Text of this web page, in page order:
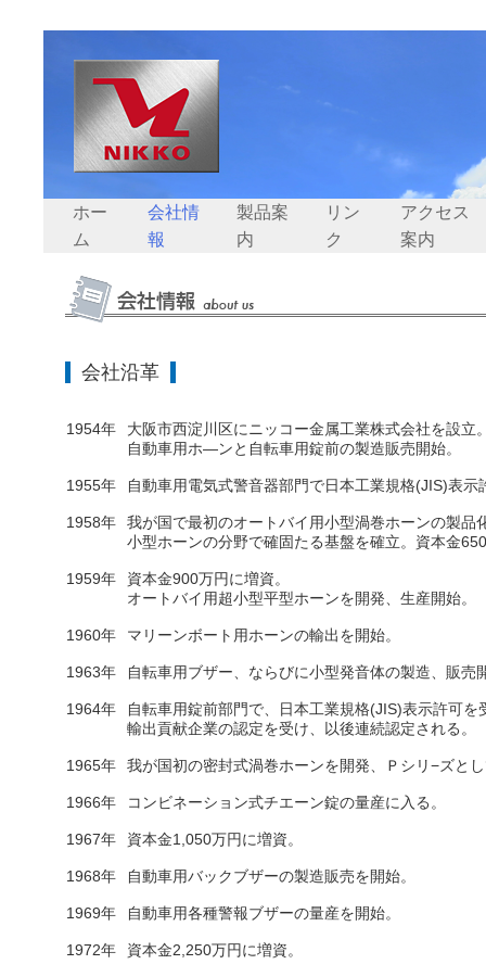
ホー
ム
会社情
報
製品案
内
リン
ク
アクセス
案内
会社沿革
1954年
大阪市西淀川区にニッコー金属工業株式会社を設立
自動車用ホ—ンと自転車用錠前の製造販売開始。
1955年 自動車用電気式警音器部門で日本工業規格(JIS)表示
1958年
我が国で最初のオートバイ用小型渦巻ホーンの製品
小型ホーンの分野で確固たる基盤を確立。資本金
1959年
資本金900万円に増資。
オートバイ用超小型平型ホーンを開発、生産開始。
1960年 マリーンボート用ホーンの輸出を開始。
1963年 自転車用ブザー、ならびに小型発音体の製造、販売
1964年
自転車用錠前部門で、日本工業規格(JIS)表示許可を
輸出貢献企業の認定を受け、以後連続認定される。
1965年 我が国初の密封式渦巻ホーンを開発、Ｐシリ−ズと
1966年 コンビネーション式チエーン錠の量産に入る。
1967年 資本金1,050万円に増資。
1968年 自動車用バックブザーの製造販売を開始。
1969年 自動車用各種警報ブザーの量産を開始。
1972年 資本金2,250万円に増資。